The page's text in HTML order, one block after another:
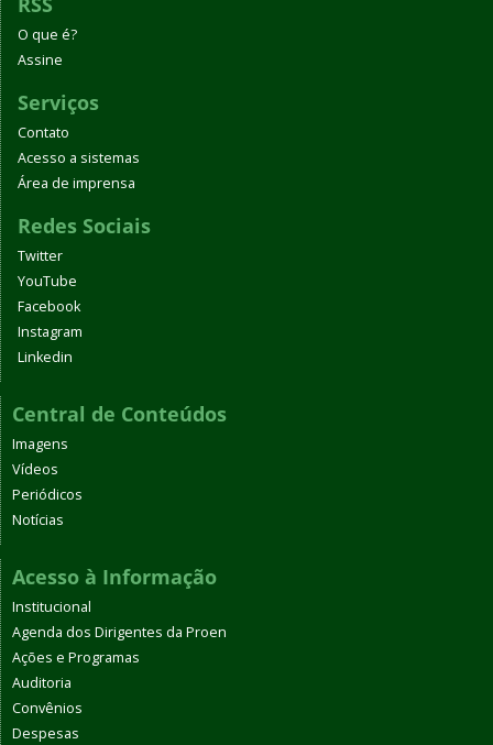
O que é?
Assine
Serviços
Contato
Acesso a sistemas
Área de imprensa
Redes Sociais
Twitter
YouTube
Facebook
Instagram
Linkedin
Central de Conteúdos
Imagens
Vídeos
Periódicos
Notícias
Acesso à Informação
Institucional
Agenda dos Dirigentes da Proen
Ações e Programas
Auditoria
Convênios
Despesas